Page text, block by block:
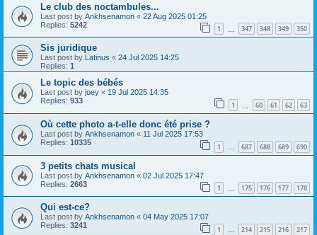
Le club des noctambules...
Last post by Ankhsenamon « 22 Aug 2025 01:25
Replies: 5242 1 347 348 349 350
Sis juridique
Last post by Latinus « 24 Jul 2025 14:25
Replies: 1
Le topic des bébés
Last post by joey « 19 Jul 2025 14:35
Replies: 933 1 60 61 62 63
Où cette photo a-t-elle donc été prise ?
Last post by Ankhsenamon « 11 Jul 2025 17:53
Replies: 10335 1 … 687 688 689 690
3 petits chats musical
Last post by Ankhsenamon « 02 Jul 2025 17:47
Replies: 2663 1 175 176 177 178
Qui est-ce?
Last post by Ankhsenamon « 04 May 2025 17:07
Replies: 3241 1 … 214 215 216 217